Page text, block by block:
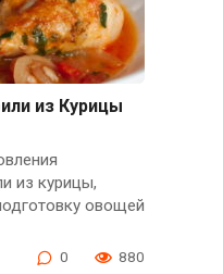
из Курицы
из курицы,
овощей
0 880